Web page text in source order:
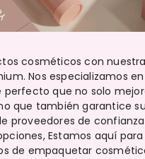
cosméticos con
Nos especializamos
perfecto que no solo
que también garantice
proveedores de
Estamos aquí
de empaquetar